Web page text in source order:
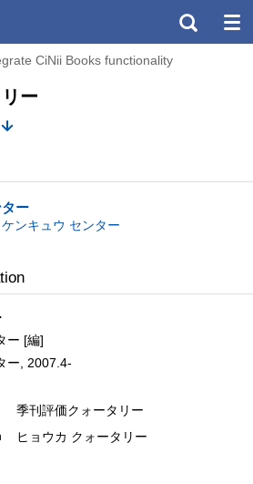
CiNii Books functionality
ー
ー
ンキュウ センター
ー [編]
ー, 2007.4-
季刊評価クォータリー
ヒョウカ クォータリー